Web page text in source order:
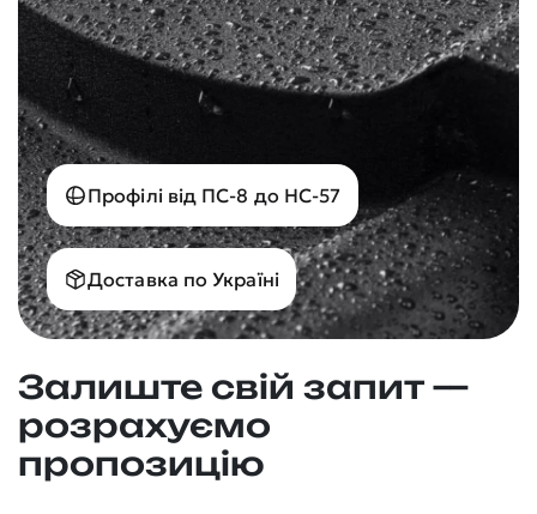
Профілі від ПС-8 до НС-57
Доставка по Україні
Залиште свій запит —
розрахуємо
пропозицію